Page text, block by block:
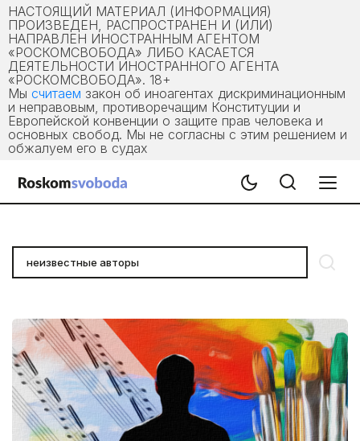
НАСТОЯЩИЙ МАТЕРИАЛ (ИНФОРМАЦИЯ)
ПРОИЗВЕДЕН, РАСПРОСТРАНЕН И (ИЛИ)
НАПРАВЛЕН ИНОСТРАННЫМ АГЕНТОМ
«РОСКОМСВОБОДА» ЛИБО КАСАЕТСЯ
ДЕЯТЕЛЬНОСТИ ИНОСТРАННОГО АГЕНТА
«РОСКОМСВОБОДА». 18+
Мы считаем закон об иноагентах дискриминационным
и неправовым, противоречащим Конституции и
Европейской конвенции о защите прав человека и
основных свобод. Мы не согласны с этим решением и
обжалуем его в судах